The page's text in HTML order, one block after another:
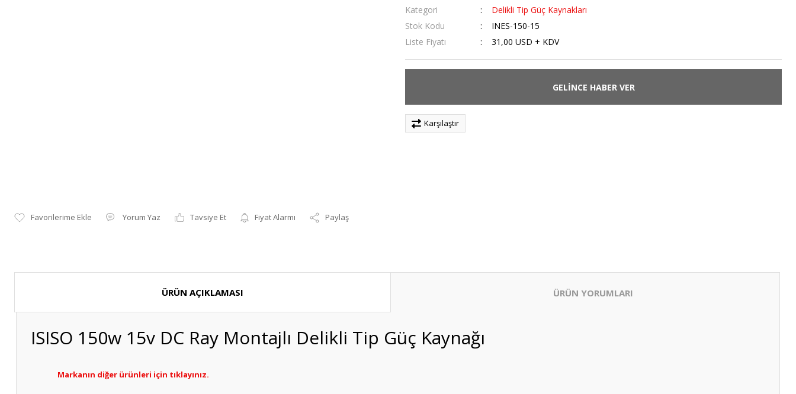
Yorum Yaz Tavsiye Et Fiyat Alarmı Paylaş
Kategori
Delikli Tip Güç Kaynakları
Stok Kodu
INES-150-15
Liste Fiyatı
31,00 USD + KDV
GELİNCE HABER VER
Karşılaştır
ÜRÜN AÇIKLAMASI ÜRÜN YORUMLARI
ISISO 150w 15v DC Ray Montajlı Delikli Tip Güç Kaynağı
Markanın diğer ürünleri için tıklayınız.